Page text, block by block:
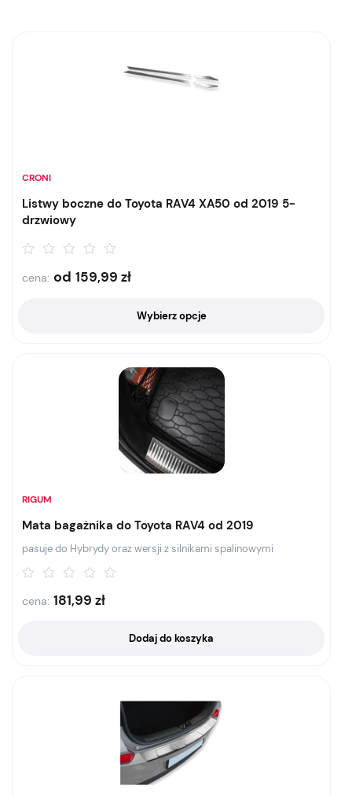
CRONI
Listwy boczne do Toyota RAV4 XA50 od 2019 5-
drzwiowy
cena: od 159,99 zł
Wybierz opcje
RIGUM
Mata bagażnika do Toyota RAV4 od 2019
pasuje do Hybrydy oraz wersji z silnikami spalinowymi
cena: 181,99 zł
Dodaj do koszyka